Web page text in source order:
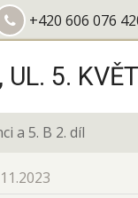
+420 606 076
UL. 5.
a 5. B 2. díl